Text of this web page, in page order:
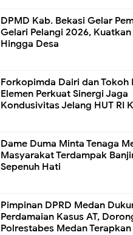
DPMD Kab. Bekasi Gelar
Gelari Pelangi 2026,
Hingga Desa
Forkopimda Dairi dan Tokoh
Elemen Perkuat Sinergi Jaga
Kondusivitas Jelang HUT RI
Dame Duma Minta Tenaga
Masyarakat Terdampak
Sepenuh Hati
Pimpinan DPRD Medan
Perdamaian Kasus AT,
Polrestabes Medan Terapkan